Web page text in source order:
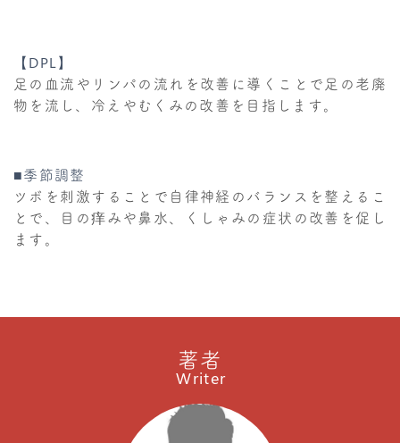
【DPL】
足の血流やリンパの流れを改善に導くことで足の老廃
物を流し、冷えやむくみの改善を目指します。
■季節調整
ツボを刺激することで自律神経のバランスを整えるこ
とで、目の痒みや鼻水、くしゃみの症状の改善を促し
ます。
著者
Writer